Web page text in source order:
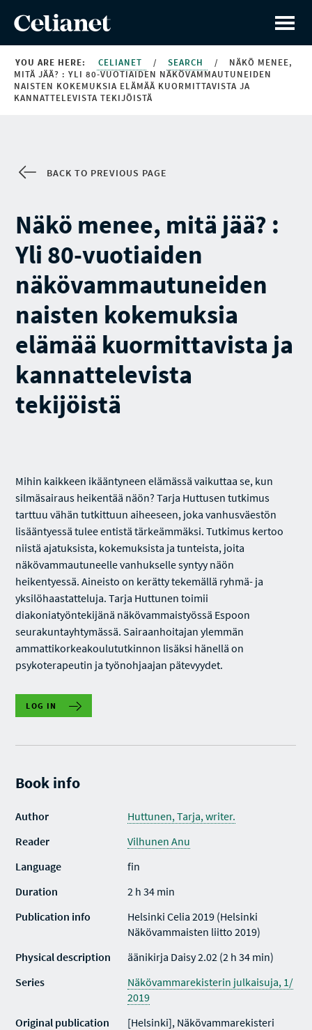
YOU ARE HERE: CELIANET / SEARCH /
NÄKÖ MENEE,
MITÄ JÄÄ? : YLI 80-VUOTIAIDEN NÄKÖVAMMAUTUNEIDEN
NAISTEN KOKEMUKSIA ELÄMÄÄ KUORMITTAVISTA JA
KANNATTELEVISTA TEKIJÖISTÄ
BACK TO PREVIOUS PAGE
Näkö menee, mitä jää? :
Yli 80-vuotiaiden
näkövammautuneiden
naisten kokemuksia
elämää kuormittavista ja
kannattelevista
tekijöistä
Mihin kaikkeen ikääntyneen elämässä vaikuttaa se, kun
silmäsairaus heikentää näön? Tarja Huttusen tutkimus
tarttuu vähän tutkittuun aiheeseen, joka vanhusväestön
lisääntyessä tulee entistä tärkeämmäksi. Tutkimus kertoo
niistä ajatuksista, kokemuksista ja tunteista, joita
näkövammautuneelle vanhukselle syntyy näön
heikentyessä. Aineisto on kerätty tekemällä ryhmä- ja
yksilöhaastatteluja. Tarja Huttunen toimii
diakoniatyöntekijänä näkövammaistyössä Espoon
seurakuntayhtymässä. Sairaanhoitajan ylemmän
ammattikorkeakoulututkinnon lisäksi hänellä on
psykoterapeutin ja työnohjaajan pätevyydet.
LOG IN
Book info
Author
Huttunen, Tarja, writer.
Reader
Vilhunen Anu
Language
fin
Duration
2 h 34 min
Publication info
Helsinki Celia 2019 (Helsinki
Näkövammaisten liitto 2019)
Physical description
äänikirja Daisy 2.02 (2 h 34 min)
Series
Näkövammarekisterin julkaisuja, 1/
2019
Original publication
[Helsinki], Näkövammarekisteri